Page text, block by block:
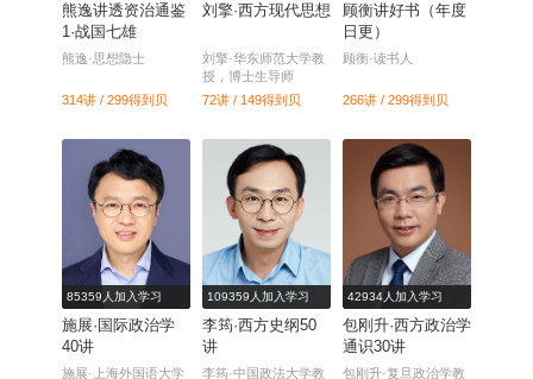
熊逸讲透资治通鉴
1·战国七雄
熊逸·思想隐士
314讲 / 299得到贝
刘擎·西方现代思想
刘擎·华东师范大学教
授，博士生导师
72讲 / 149得到贝
顾衡讲好书（年度
日更）
顾衡·读书人
266讲 / 299得到贝
85359人加入学习
施展·国际政治学
40讲
施展·上海外国语大学
109359人加入学习
李筠·西方史纲50
讲
李筠·中国政法大学教
42934人加入学习
包刚升·西方政治学
通识30讲
包刚升·复旦政治学教